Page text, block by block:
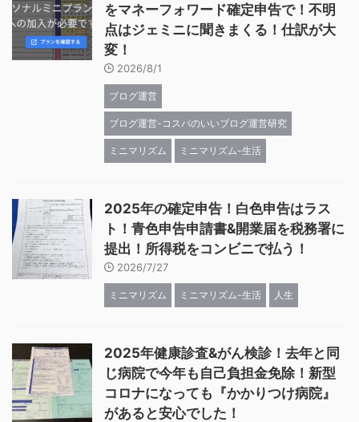
をマネーフォワード確定申告で！不明
点はジェミニに聞きまくる！仕訳が大
変！
2026/8/1
ブログ運営
ブログ運営-コスパのいいブログ運営研究
ミニマリズム ミニマリズム-生活
2025年の確定申告！白色申告はラス
ト！青色申告申請書&開業届を税務署に
提出！所得税をコンビニで払う！
2026/7/27
ミニマリズム ミニマリズム-生活 人生
2025年健康診査&がん検診！去年と同
じ病院で今年も自己負担金免除！新型
コロナになっても『かかりつけ病院』
があると安心でした！